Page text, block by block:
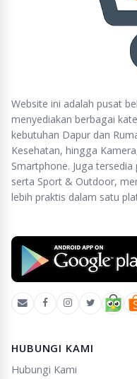
ekonomis tapi dengan
KEGUNAAN BUBBLE
untuk melindungi &
barang yang bersifat
Website ini adalah pusat
menyediakan berbagai
kebutuhan Dapur dan
Kesehatan, hingga
Smartphone. Juga
serta Sport & Outdoor,
lebih praktis dalam satu
HUBUNGI KAMI
Hubungi Kami